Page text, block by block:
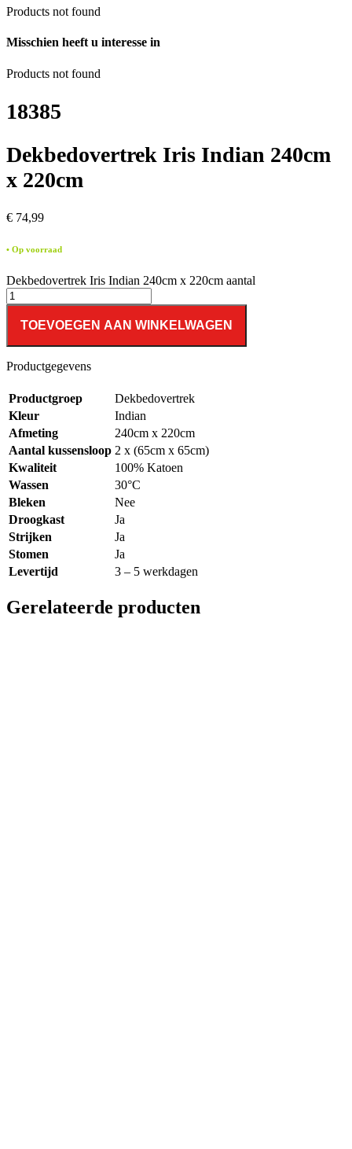
Products not found
Misschien heeft u interesse in
Products not found
18385
Dekbedovertrek Iris Indian 240cm
x 220cm
€ 74,99
• Op voorraad
Dekbedovertrek Iris Indian 240cm x 220cm aantal
TOEVOEGEN AAN WINKELWAGEN
Productgegevens
Productgroep
Dekbedovertrek
Kleur
Indian
Afmeting
240cm x 220cm
Aantal kussensloop 2 x (65cm x 65cm)
Kwaliteit
100% Katoen
Wassen
30°C
Bleken
Nee
Droogkast
Ja
Strijken
Ja
Stomen
Ja
Levertijd
3 – 5 werkdagen
Gerelateerde producten